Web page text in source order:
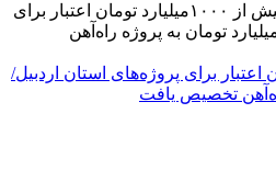
» اخذ بیش از ۱۰۰۰میلیارد تومان اعتبار برای
استان اردبیل/ ۳۲۰میلیارد تومان به پروژه راه‌آهن
تومان اعتبار برای پروژه‌های استان اردبیل/